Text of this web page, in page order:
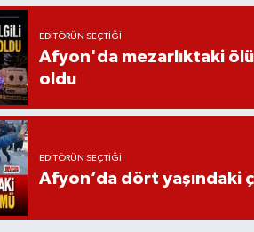
EDITÖRÜN SEÇTIĞI
Afyon'da mezarlıktaki
oldu
EDITÖRÜN SEÇTIĞI
Afyon’da dört yaşındaki